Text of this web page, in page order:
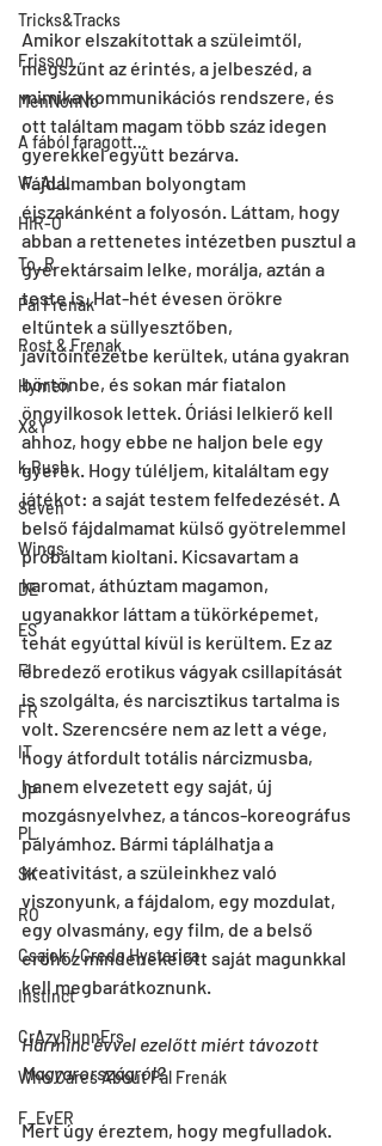
Tricks&Tracks
Frisson
MenNonNo
A fából faragott...
W_ALL
HIR-O
To_R
Pal Frenak
Rost & Frenak
Hymen
X&Y
k.Rush
Seven
Wings
DE
ES
FI
FR
IT
JP
PL
SK
RO
Csajok / Credo Hysterica
Instinct
CrAzyRunnErs
Who Cares About Pál Frenák
F_EvER
Amikor elszakítottak a szüleimtől,
megszűnt az érintés, a jelbeszéd, a
mimika kommunikációs rendszere, és
ott találtam magam több száz idegen
gyerekkel együtt bezárva.
Fájdalmamban bolyongtam
éjszakánként a folyosón. Láttam, hogy
abban a rettenetes intézetben pusztul a
gyerektársaim lelke, morálja, aztán a
teste is. Hat-hét évesen örökre
eltűntek a süllyesztőben,
javítóintézetbe kerültek, utána gyakran
börtönbe, és sokan már fiatalon
öngyilkosok lettek. Óriási lelkierő kell
ahhoz, hogy ebbe ne haljon bele egy
gyerek. Hogy túléljem, kitaláltam egy
játékot: a saját testem felfedezését. A
belső fájdalmamat külső gyötrelemmel
próbáltam kioltani. Kicsavartam a
karomat, áthúztam magamon,
ugyanakkor láttam a tükörképemet,
tehát egyúttal kívül is kerültem. Ez az
ébredező erotikus vágyak csillapítását
is szolgálta, és narcisztikus tartalma is
volt. Szerencsére nem az lett a vége,
hogy átfordult totális nárcizmusba,
hanem elvezetett egy saját, új
mozgásnyelvhez, a táncos-koreográfus
pályámhoz. Bármi táplálhatja a
kreativitást, a szüleinkhez való
viszonyunk, a fájdalom, egy mozdulat,
egy olvasmány, egy film, de a belső
erőhöz mindenekelőtt saját magunkkal
kell megbarátkoznunk.
Harminc évvel ezelőtt miért távozott
Magyarországról?
Mert úgy éreztem, hogy megfulladok.